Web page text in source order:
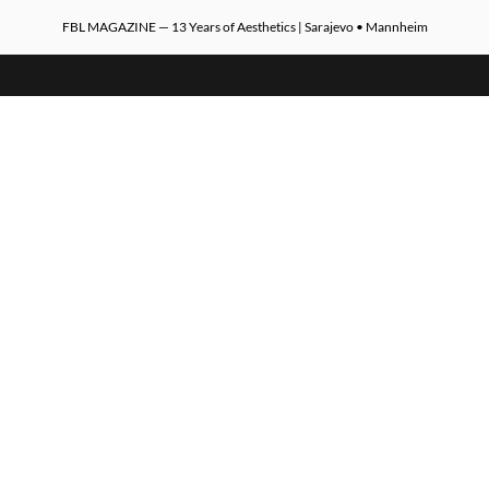
FBL MAGAZINE — 13 Years of Aesthetics | Sarajevo • Mannheim